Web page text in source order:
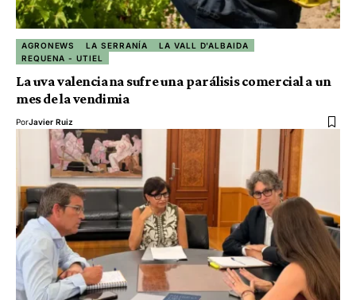
AGRONEWS LA SERRANÍA
LA VALL D'ALBAIDA
REQUENA - UTIEL
La uva valenciana sufre una parálisis comercial a un
mes de la vendimia
PorJavier Ruiz